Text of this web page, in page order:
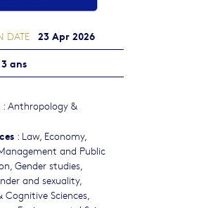
DATE 23 Apr 2026
3 ans
: Anthropology &
: Law, Economy,
and Public
, Gender studies,
and sexuality,
Cognitive Sciences,